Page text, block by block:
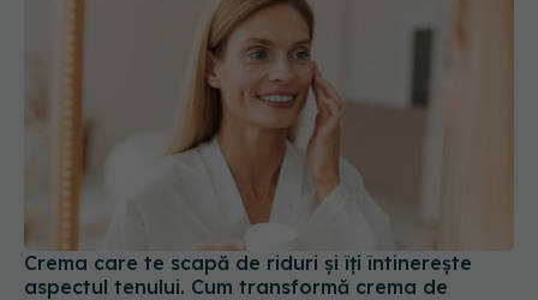
Crema care te scapă de riduri și îți întinerește
aspectul tenului. Cum transformă crema de
păpădie tenul matur